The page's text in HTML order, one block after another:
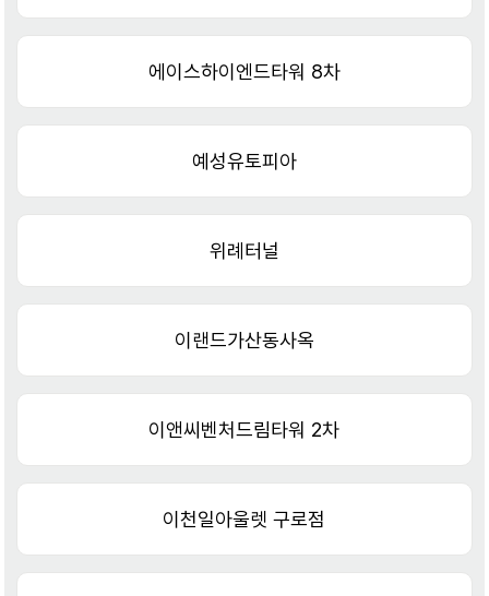
에이스하이엔드타워 8차
예성유토피아
위례터널
이랜드가산동사옥
이앤씨벤처드림타워 2차
이천일아울렛 구로점